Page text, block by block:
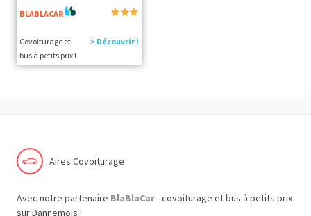
BLABLACAR
Covoiturage et
bus à petits prix !
> Découvrir !
Aires Covoiturage
Avec notre partenaire BlaBlaCar- covoiturage et bus à petits prix
sur Dannemois !